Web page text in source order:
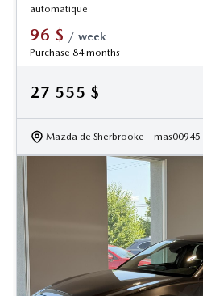
automatique
96 $ / week
Purchase 84 months
27 555 $
Mazda de Sherbrooke - mas00945